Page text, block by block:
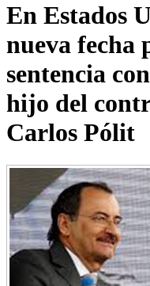
En Estados
nueva fecha
sentencia
hijo del
Carlos Pólit